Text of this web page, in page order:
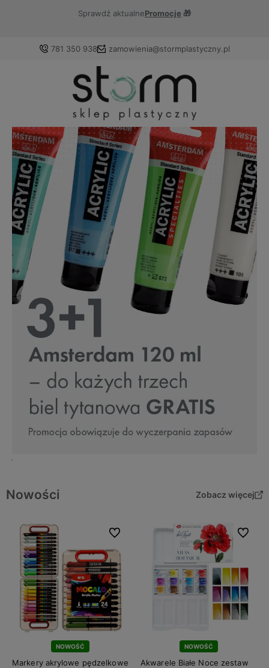
Sprawdź aktualnePromocje 🎁
781 350 938 zamowienia@stormplastyczny.pl
Zaloguj się
Załóż konto
Wybierz coś dla siebie z naszej aktualnej oferty lub
zaloguj się, aby przywrócić dodane produkty do listy z
poprzedniej sesji.
Nowości Zobacz więcej
NOWOŚĆ
Markery akrylowe pędzelkowe
Do ulubionych
NOWOŚĆ
Akwarele Białe Noce zestaw
Do